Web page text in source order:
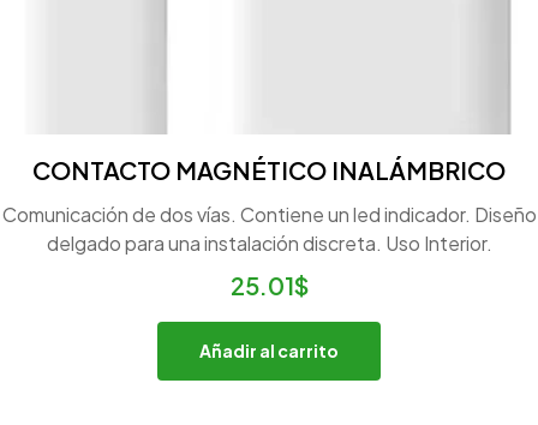
CONTACTO MAGNÉTICO INALÁMBRICO
Comunicación de dos vías. Contiene un led indicador. Diseño
delgado para una instalación discreta. Uso Interior.
25.01$
Añadir al carrito